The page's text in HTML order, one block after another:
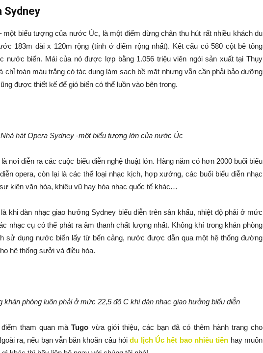
Sydney
một biểu tượng của nước Úc, là một điểm dừng chân thu hút rất nhiều khách du
183m dài x 120m rộng (tính ở điểm rộng nhất). Kết cấu có 580 cột bê tông
nước biển. Mái của nó được lợp bằng 1.056 triệu viên ngói sản xuất tại Thụy
chỉ toàn màu trắng có tác dụng làm sạch bề mặt nhưng vẫn cần phải bảo dưỡng
được thiết kế để gió biển có thể luồn vào bên trong.
Nhà hát Opera Sydney -một biểu tượng lớn của nước Úc
nơi diễn ra các cuộc biểu diễn nghệ thuật lớn. Hàng năm có hơn 2000 buổi biểu
opera, còn lại là các thể loại nhạc kịch, hợp xướng, các buổi biểu diễn nhạc
kiện văn hóa, khiêu vũ hay hòa nhạc quốc tế khác…
khi dàn nhạc giao hưởng Sydney biểu diễn trên sân khấu, nhiệt độ phải ở mức
nhạc cụ có thể phát ra âm thanh chất lượng nhất. Không khí trong khán phòng
sử dụng nước biển lấy từ bến cảng, nước được dẫn qua một hệ thống đường
hệ thống sưởi và điều hòa.
khán phòng luôn phải ở mức 22,5 độ C khi dàn nhạc giao hưởng biểu diễn
tham quan màTugo vừa giới thiệu, các bạn đã có thêm hành trang cho
ra, nếu bạn vẫn băn khoăn câu hỏidu lịch Úc hết bao nhiêu tiền hay muốn